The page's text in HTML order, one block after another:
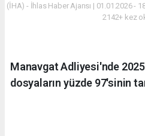
(İHA) - İhlas Haber Ajansı | 01.01.2026 -
2142+ kez
Manavgat Adliyesi'nde 2025
dosyaların yüzde 97'sinin